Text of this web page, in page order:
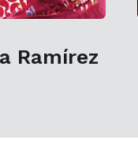
Ramírez